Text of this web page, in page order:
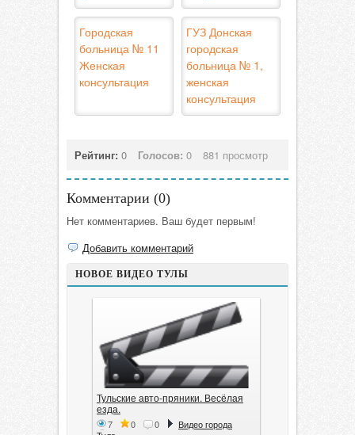
Городская
больница № 11
Женская
консультация
ГУЗ Донская
городская
больница № 1,
женская
консультация
Рейтинг: 0 Голосов: 0 881 просмотр
Комментарии (0)
Нет комментариев. Ваш будет первым!
Добавить комментарий
НОВОЕ ВИДЕО ТУЛЫ
Тульские авто-пряники. Весёлая
езда.
7 0 0
Видео города